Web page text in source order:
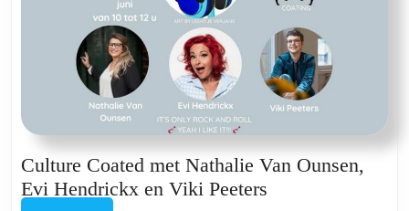
Culture Coated met Nathalie Van Ounsen,
Evi Hendrickx en Viki Peeters